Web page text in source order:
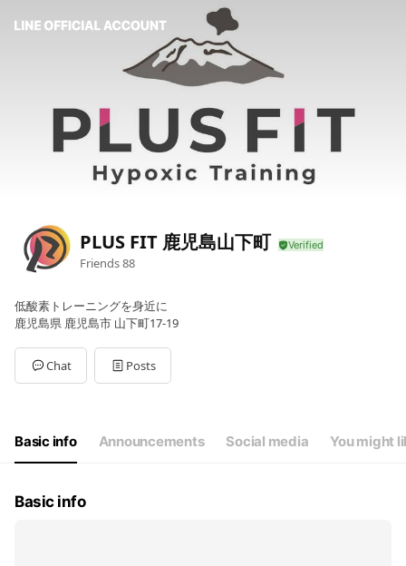
PLUS FIT 鹿児島山下町
Friends88
低酸素トレーニングを身近に
鹿児島県 鹿児島市 山下町17-19
Chat Posts
Basic info Announcements Social media You might
Basic info